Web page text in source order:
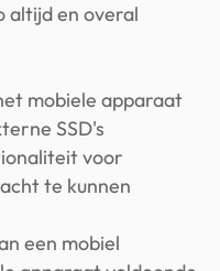
altijd en overal
mobiele apparaat
SSD's
voor
te kunnen
een mobiel